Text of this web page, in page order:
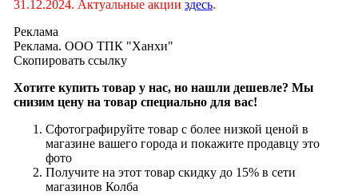
31.12.2024. Актуальные акции здесь.
Реклама
Реклама. ООО ТПК "Ханхи"
Скопировать ссылку
Хотите купить товар у нас, но нашли дешевле? Мы
снизим цену на товар специально для вас!
Сфотографируйте товар с более низкой ценой в
магазине вашего города и покажите продавцу это
фото
Получите на этот товар скидку до 15% в сети
магазинов Колба